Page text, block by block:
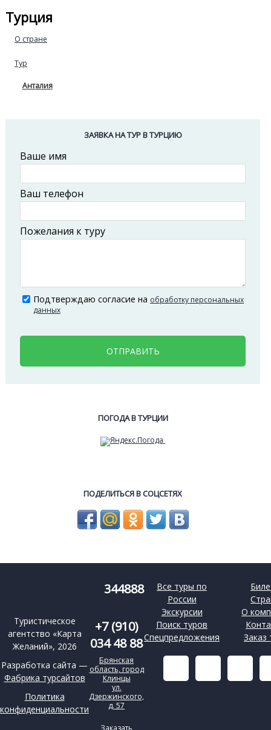
Турция
О стране
Тур
Анталия
ЗАЯВКА НА ТУР В ТУРЦИЮ
Ваше имя
Ваш телефон
Пожелания к туру
Подтверждаю согласие на обработку персональных
данных
ОТПРАВИТЬ
ПОГОДА В ТУРЦИИ
ПОДЕЛИТЬСЯ В СОЦСЕТЯХ
Туристическое
агентство «Карта
Желаний», 2026
Разработка сайта —
Фабрика турсайтов
Политика
конфиденциальности
Все туры по
России
Экскурсии
Поиск туров
Спецпредложения
О
Заказ
344888
+7 (910)
034 48 88
Брянская
область, город
Клинцы
ул.
Дзержинского,
д. 57